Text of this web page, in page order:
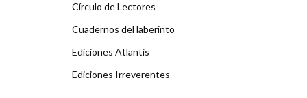
Círculo de Lectores
Cuadernos del laberinto
Ediciones Atlantis
Ediciones Irreverentes